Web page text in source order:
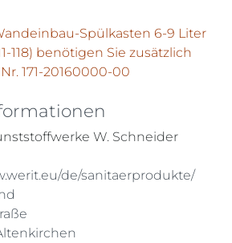
Spülkasten 6-9 Liter
118) benötigen Sie zusätzlich
Nr. 171-20160000-00
W. Schneider
de/sanitaerprodukte/